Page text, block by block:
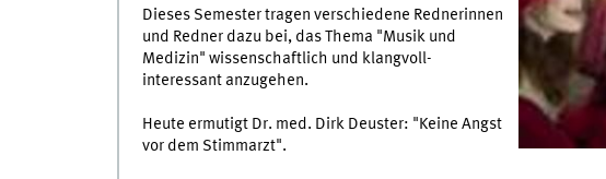
Dieses Semester tragen verschiedene Rednerinnen
und Redner dazu bei, das Thema "Musik und
Medizin" wissenschaftlich und klangvoll-
interessant anzugehen.
Heute ermutigt Dr. med. Dirk Deuster: "Keine Angst
vor dem Stimmarzt".